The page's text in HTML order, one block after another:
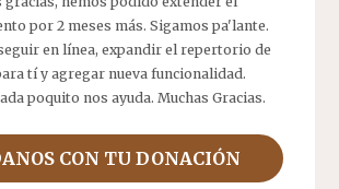
por 2 meses más. Sigamos pa'lante.
en línea, expandir el repertorio de
tí y agregar nueva funcionalidad.
poquito nos ayuda. Muchas Gracias.
CON TU DONACIÓN